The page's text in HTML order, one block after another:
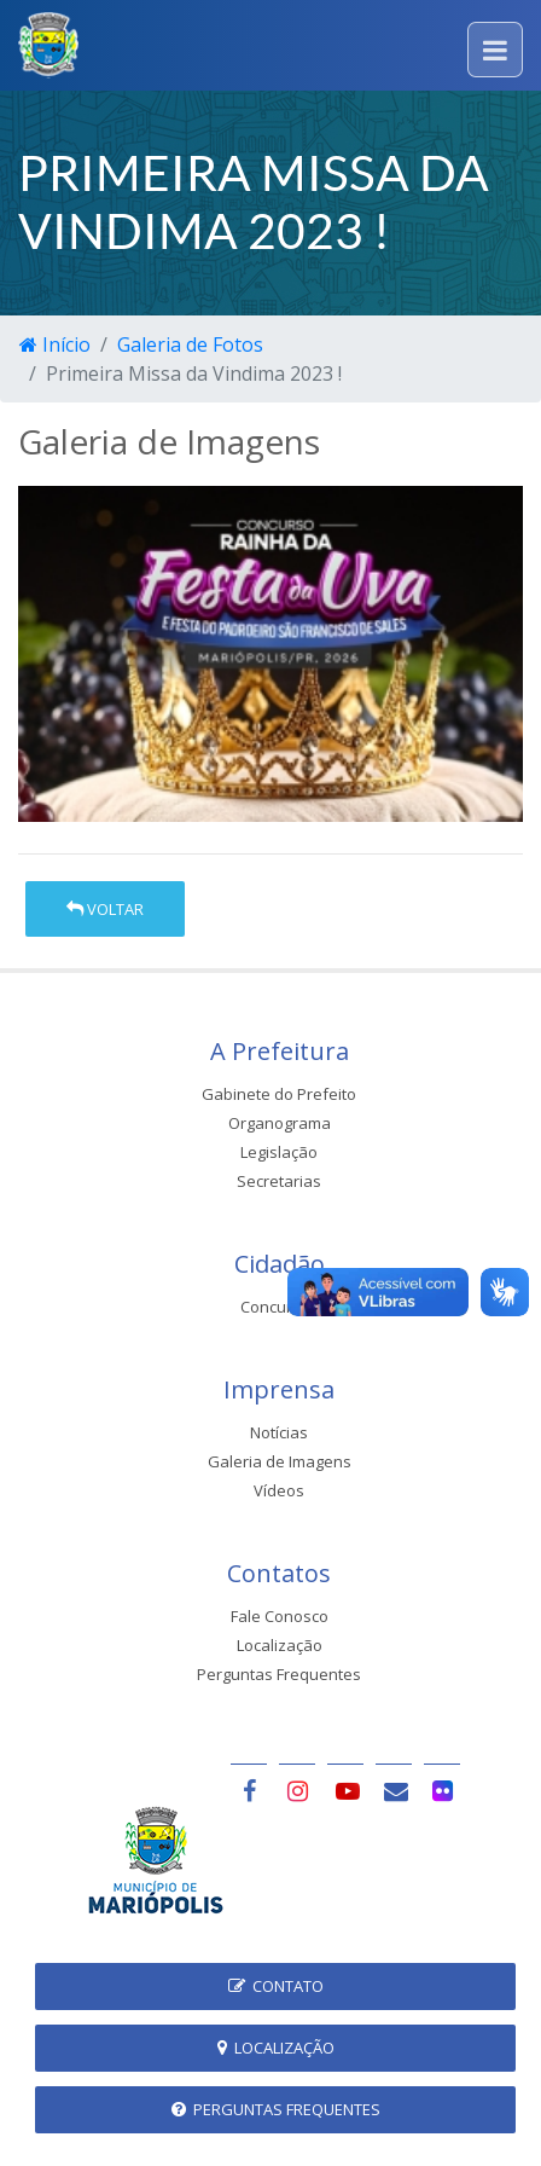
PRIMEIRA MISSA DA
VINDIMA 2023 !
Início
Galeria de Fotos
Primeira Missa da Vindima 2023 !
Galeria de Imagens
VOLTAR
A Prefeitura
Gabinete do Prefeito
Organograma
Legislação
Secretarias
Cidadão
Concursos
Imprensa
Notícias
Galeria de Imagens
Vídeos
Contatos
Fale Conosco
Localização
Perguntas Frequentes
CONTATO
LOCALIZAÇÃO
PERGUNTAS FREQUENTES